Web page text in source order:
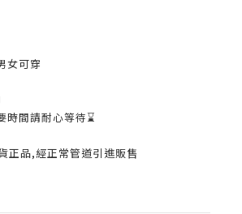
女可穿
時間請耐心等待⌛️
正品,經正常管道引進販售